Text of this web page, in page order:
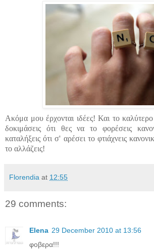
Ακόμα μου έρχονται ιδέες! Και το καλύτερο
δοκιμάσεις ότι θες να το φορέσεις
καταλήξεις ότι σ' αρέσει το φτιάχνεις
το αλλάζεις!
Florendia at 12:55
29 comments:
Elena 29 December 2010 at 13:56
φοβερα!!!